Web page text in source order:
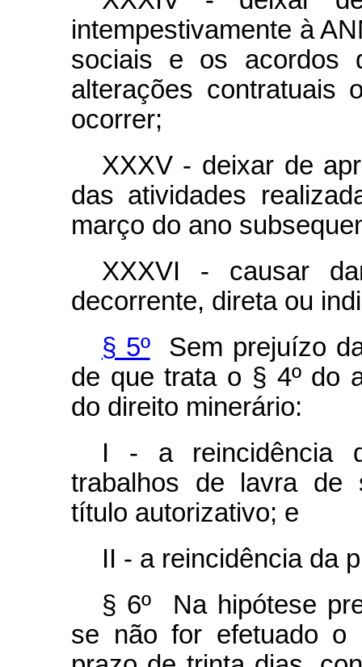
intempestivamente à
sociais e os acordos
alterações contratuais
ocorrer;
XXXV - deixar de
das atividades
março do ano
XXXVI - causar
decorrente, direta ou
§ 5ºSem prejuízo
de que trata o § 4º do
do direito minerário:
I - a reincidência
trabalhos de lavra de
título autorizativo; e
II - a reincidência da
§ 6º Na hipótese
se não for efetuado o